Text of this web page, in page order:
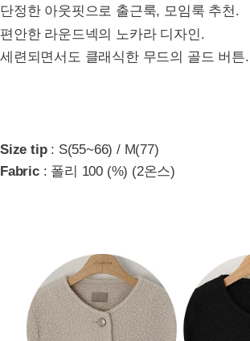
단정한 아웃핏으로 출근룩, 모임룩 추천.
편안한 라운드넥의 노카라 디자인.
세련되면서도 클래식한 무드의 골드 버튼.
Size tip: S(55~66) / M(77)
Fabric: 폴리 100 (%) (2온스)